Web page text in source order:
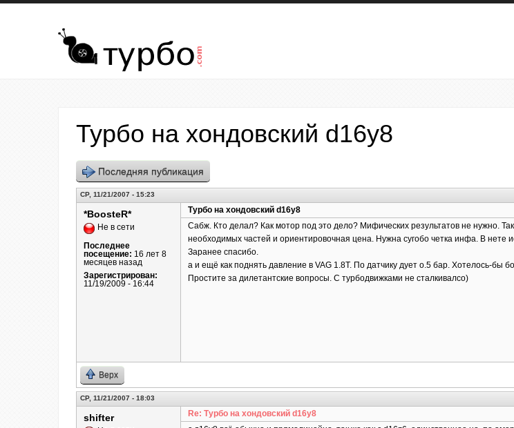
Перейти к основному содержанию
Турбо на хондовский d16y8
Последняя публикация
СР, 11/21/2007 - 15:23
*BoosteR*
Не в сети
Последнее
посещение: 16 лет 8
месяцев назад
Зарегистрирован:
11/19/2009 - 16:44
Турбо на хондовский d16y8
Сабж. Кто делал? Как мотор под это дело? Мифических результатов не нужно.
необходимых частей и ориентировочная цена. Нужна сугобо четка инфа. В нете
Заранее спасибо.
а и ещё как поднять давление в VAG 1.8T. По датчику дует о.5 бар. Хотелось-бы
Простите за дилетантские вопросы. С турбодвижками не сталкивалсо)
Верх
СР, 11/21/2007 - 18:03
shifter
Re: Турбо на хондовский d16y8